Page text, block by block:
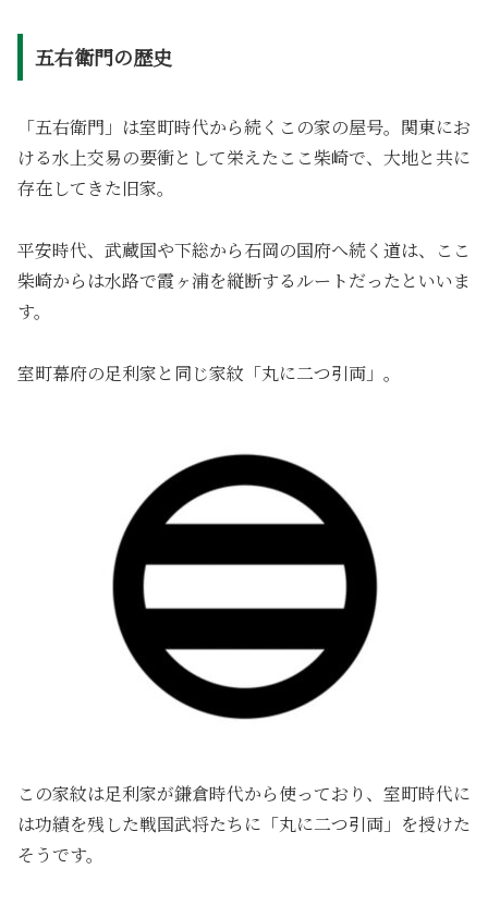
五右衛門の歴史
「五右衛門」は室町時代から続くこの家の屋号。関東にお
ける水上交易の要衝として栄えたここ柴崎で、大地と共に
存在してきた旧家。
平安時代、武蔵国や下総から石岡の国府へ続く道は、ここ
柴崎からは水路で霞ヶ浦を縦断するルートだったといいま
す。
室町幕府の足利家と同じ家紋「丸に二つ引両」。
この家紋は足利家が鎌倉時代から使っており、室町時代に
は功績を残した戦国武将たちに「丸に二つ引両」を授けた
そうです。